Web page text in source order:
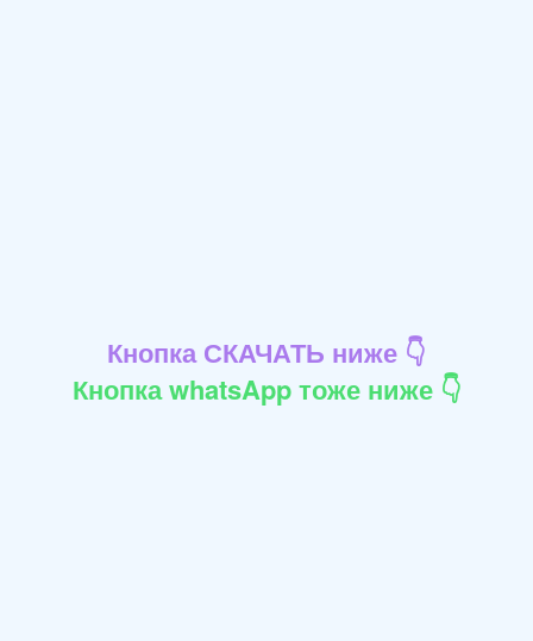
Кнопка СКАЧАТЬ ниже 👇
Кнопка whatsApp тоже ниже 👇